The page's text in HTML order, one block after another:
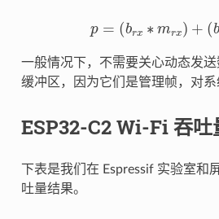
=(b ∗ m ) ( btx
一般情况下，不需要关心动态发
缓冲区，因为它们是管理帧，对系
ESP32-C2 Wi-Fi 吞吐
下表是我们在 Espressif 实验室和
吐量结果。